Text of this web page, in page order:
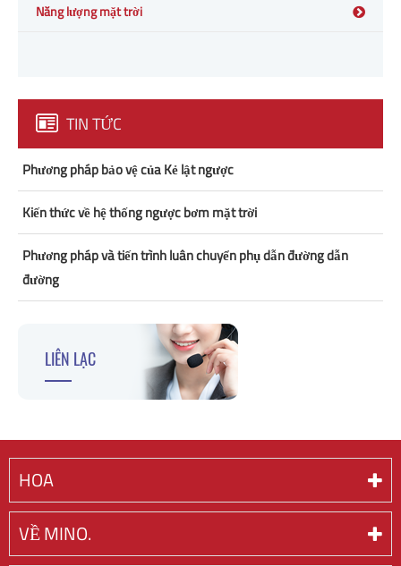
Năng lượng mặt trời
TIN TỨC
Phương pháp bảo vệ của Kẻ lật ngược
Kiến thức về hệ thống ngược bơm mặt trời
Phương pháp và tiến trình luân chuyển phụ dẫn đường dẫn
đường
LIÊN LẠC
HOA
VỀ MINO.